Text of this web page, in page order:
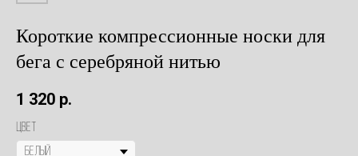
Короткие компрессионные носки для
бега с серебряной нитью
1 320 р.
Цвет